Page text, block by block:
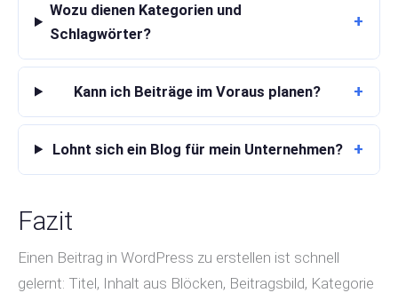
Wozu dienen Kategorien und
Schlagwörter?
+
Kann ich Beiträge im Voraus planen? +
Lohnt sich ein Blog für mein Unternehmen? +
Fazit
Einen Beitrag in WordPress zu erstellen ist schnell
gelernt: Titel, Inhalt aus Blöcken, Beitragsbild, Kategorie